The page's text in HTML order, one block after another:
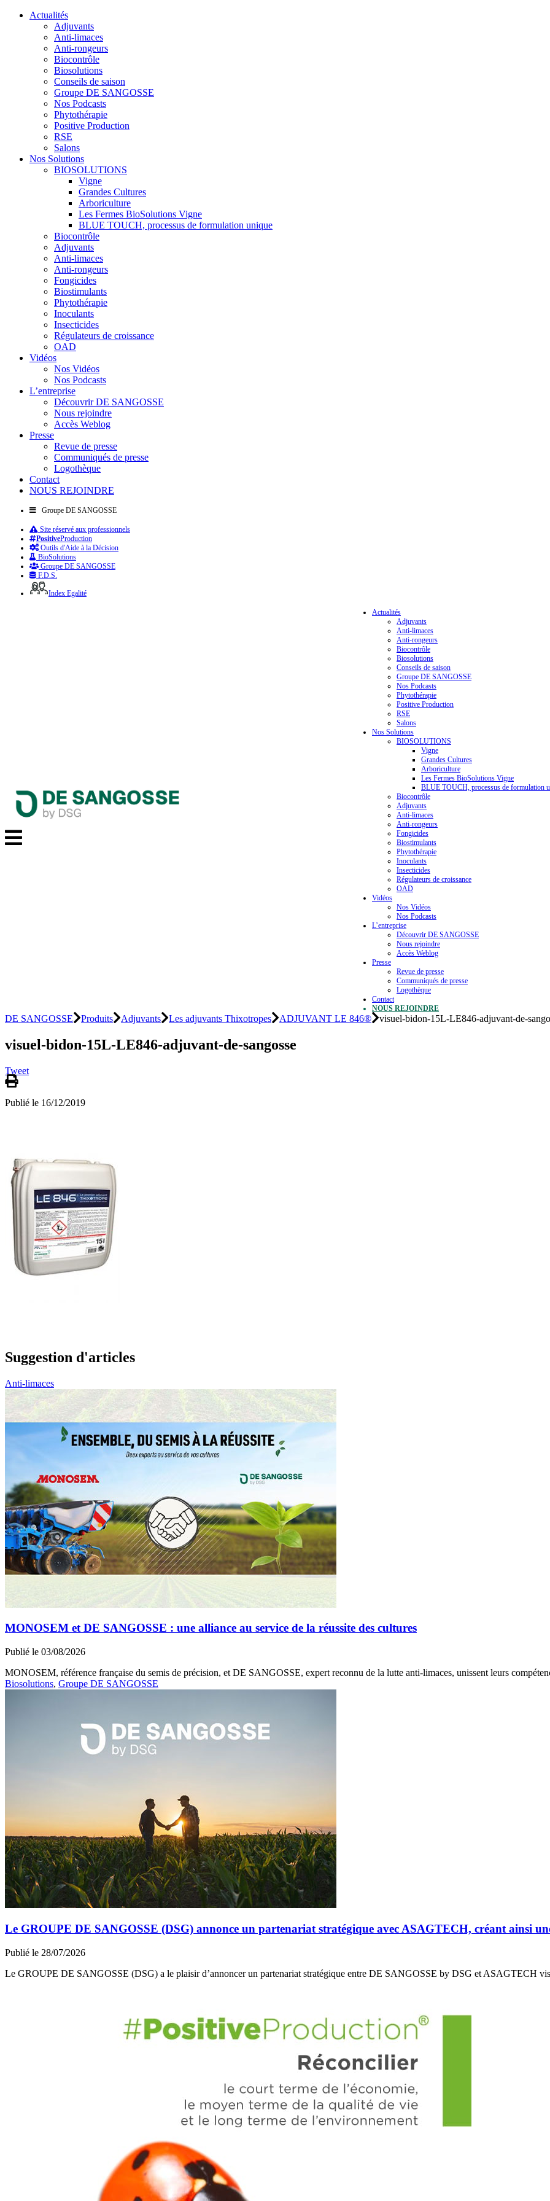
Actualités
Adjuvants
Anti-limaces
Anti-rongeurs
Biocontrôle
Biosolutions
Conseils de saison
Groupe DE SANGOSSE
Nos Podcasts
Phytothérapie
Positive Production
RSE
Salons
Nos Solutions
BIOSOLUTIONS
Vigne
Grandes Cultures
Arboriculture
Les Fermes BioSolutions Vigne
BLUE TOUCH, processus de formulation unique
Biocontrôle
Adjuvants
Anti-limaces
Anti-rongeurs
Fongicides
Biostimulants
Phytothérapie
Inoculants
Insecticides
Régulateurs de croissance
OAD
Vidéos
Nos Vidéos
Nos Podcasts
L’entreprise
Découvrir DE SANGOSSE
Nous rejoindre
Accès Weblog
Presse
Revue de presse
Communiqués de presse
Logothèque
Contact
NOUS REJOINDRE
Groupe DE SANGOSSE
Site réservé aux professionnels
PositiveProduction
Outils d'Aide à la Décision
BioSolutions
Groupe DE SANGOSSE
F.D.S.
Index Egalité
Actualités
Adjuvants
Anti-limaces
Anti-rongeurs
Biocontrôle
Biosolutions
Conseils de saison
Groupe DE SANGOSSE
Nos Podcasts
Phytothérapie
Positive Production
RSE
Salons
Nos Solutions
BIOSOLUTIONS
Vigne
Grandes Cultures
Arboriculture
Les Fermes BioSolutions Vigne
BLUE TOUCH, processus de formulation
Biocontrôle
Adjuvants
Anti-limaces
Anti-rongeurs
Fongicides
Biostimulants
Phytothérapie
Inoculants
Insecticides
Régulateurs de croissance
OAD
Vidéos
Nos Vidéos
Nos Podcasts
L’entreprise
Découvrir DE SANGOSSE
Nous rejoindre
Accès Weblog
Presse
Revue de presse
Communiqués de presse
Logothèque
Contact
NOUS REJOINDRE
DE SANGOSSE Produits Adjuvants Les adjuvants Thixotropes ADJUVANT LE 846® visuel-bidon-15L-LE846-adjuvant-de-
visuel-bidon-15L-LE846-adjuvant-de-sangosse
Tweet
Publié le 16/12/2019
Suggestion d'articles
Anti-limaces
MONOSEM et DE SANGOSSE : une alliance au service de la réussite des cultures
Publié le 03/08/2026
MONOSEM, référence française du semis de précision, et DE SANGOSSE, expert reconnu de la lutte anti-limaces, unissent leurs
Biosolutions, Groupe DE SANGOSSE
Le GROUPE DE SANGOSSE (DSG) annonce un partenariat stratégique avec ASAGTECH, créant ainsi
Publié le 28/07/2026
Le GROUPE DE SANGOSSE (DSG) a le plaisir d’annoncer un partenariat stratégique entre DE SANGOSSE by DSG et ASAGTECH